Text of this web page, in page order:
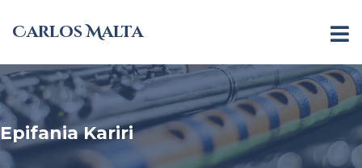
Carlos Malta
Epifania Kariri